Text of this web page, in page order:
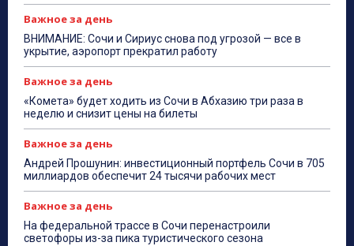
Важное за день
ВНИМАНИЕ: Сочи и Сириус снова под угрозой — все в
укрытие, аэропорт прекратил работу
Важное за день
«Комета» будет ходить из Сочи в Абхазию три раза в
неделю и снизит цены на билеты
Важное за день
Андрей Прошунин: инвестиционный портфель Сочи в 705
миллиардов обеспечит 24 тысячи рабочих мест
Важное за день
На федеральной трассе в Сочи перенастроили
светофоры из-за пика туристического сезона